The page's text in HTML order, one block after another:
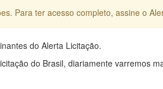
Para ter acesso completo, assine o
do Alerta Licitação.
do Brasil, diariamente varremos